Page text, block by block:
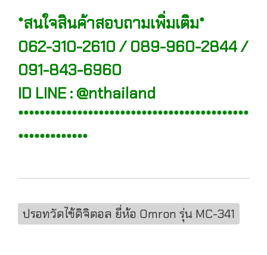
*สนใจสินค้าสอบถามเพิ่มเติม*
062-310-2610 / 089-960-2844 /
091-843-6960
ID LINE : @nthailand
*******************************************
*************
ปรอทวัดไข้ดิจิตอล ยี่ห้อ Omron รุ่น MC-341